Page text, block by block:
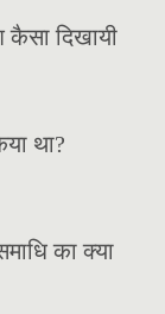
कैसा दिखायी
था?
का क्या